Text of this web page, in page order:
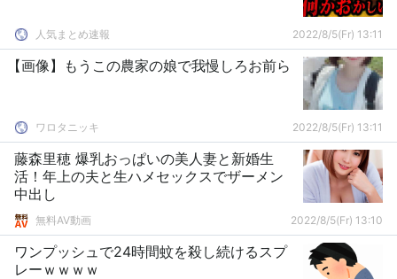
人気まとめ速報 2022/8/5(Fr) 13:11
【画像】もうこの農家の娘で我慢しろお前ら
ワロタニッキ 2022/8/5(Fr) 13:11
藤森里穂 爆乳おっぱいの美人妻と新婚生
活！年上の夫と生ハメセックスでザーメン
中出し
無料AV動画 2022/8/5(Fr) 13:10
ワンプッシュで24時間蚊を殺し続けるスプ
レーｗｗｗｗ